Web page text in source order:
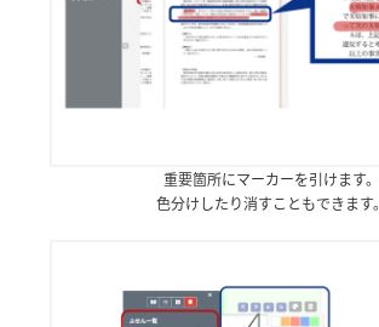
重要箇所にマーカーを引けます。
色分けしたり消すこともできます。